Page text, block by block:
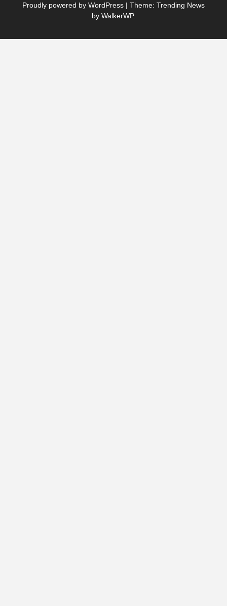
Proudly powered by WordPress | Theme: Trending News
by WalkerWP.